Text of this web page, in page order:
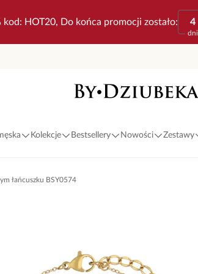
kod: HOT20, Do końca promocji zostało: 4
dni
Kolekcje Bestsellery Nowości Zestawy
łańcuszku BSY0574